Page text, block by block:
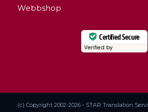
Webbshop
Certified Secure
Verified by
(c) Copyright 2002-2026 - STAR Translation